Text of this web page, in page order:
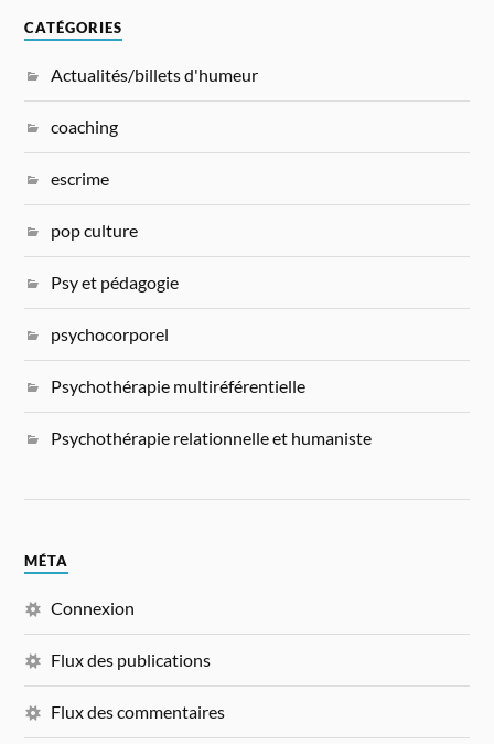
CATÉGORIES
Actualités/billets d'humeur
coaching
escrime
pop culture
Psy et pédagogie
psychocorporel
Psychothérapie multiréférentielle
Psychothérapie relationnelle et humaniste
MÉTA
Connexion
Flux des publications
Flux des commentaires